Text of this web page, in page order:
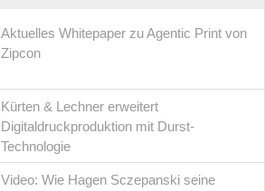
Aktuelles Whitepaper zu Agentic Print von
Zipcon
Kürten & Lechner erweitert
Digitaldruckproduktion mit Durst-
Technologie
Video: Wie Hagen Sczepanski seine